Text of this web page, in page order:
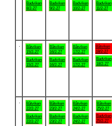
Badviken
8/2-27
Badviken
9/2-27
Badviken
10/2-27
Badviken
11/2-27
Båtviken
15/2-27
Badviken
15/2-27
Båtviken
16/2-27
Badviken
16/2-27
Båtviken
17/2-27
Badviken
17/2-27
Båtviken
18/2-27
Badviken
18/2-27
Båtviken
22/2-27
Badviken
22/2-27
Båtviken
23/2-27
Badviken
23/2-27
Båtviken
24/2-27
Badviken
24/2-27
Båtviken
25/2-27
Badviken
25/2-27